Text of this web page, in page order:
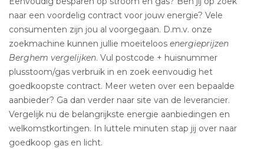
naar een voordelig contract voor jouw energie? Vele
consumenten zijn jou al voorgegaan. D.m.v. onze
zoekmachine kunnen jullie moeiteloos energieprijzen
Berghem vergelijken. Vul postcode + huisnummer
plusstoom/gas verbruik in en zoek eenvoudig het
goedkoopste contract. Meer weten over een bepaalde
aanbieder? Ga dan verder naar site van de leverancier.
Vergelijk nu de belangrijkste energie aanbiedingen en
welkomstkortingen. In luttele minuten stap jij over naar
goedkoop gas en licht.